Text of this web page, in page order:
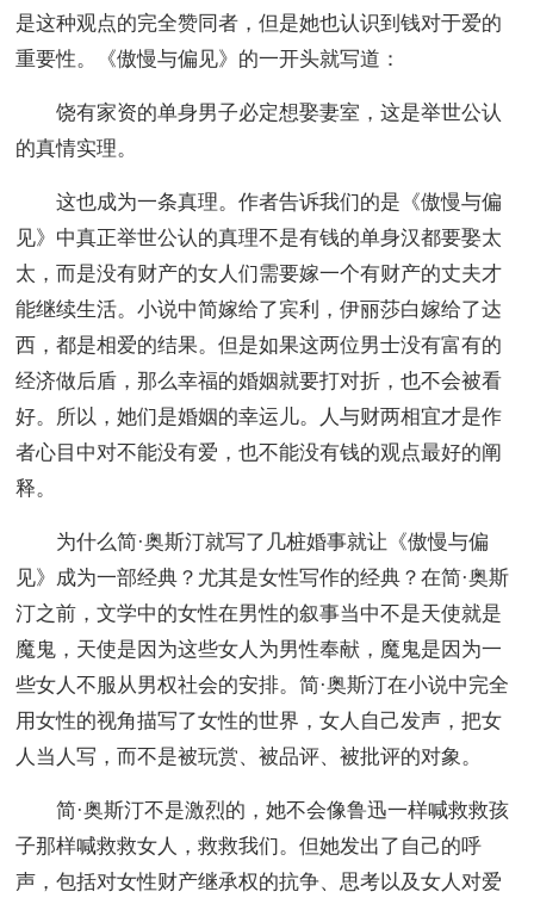
是这种观点的完全赞同者，但是她也认识到钱对于爱的
重要性。《傲慢与偏见》的一开头就写道：
饶有家资的单身男子必定想娶妻室，这是举世公认
的真情实理。
这也成为一条真理。作者告诉我们的是《傲慢与偏
见》中真正举世公认的真理不是有钱的单身汉都要娶太
太，而是没有财产的女人们需要嫁一个有财产的丈夫才
能继续生活。小说中简嫁给了宾利，伊丽莎白嫁给了达
西，都是相爱的结果。但是如果这两位男士没有富有的
经济做后盾，那么幸福的婚姻就要打对折，也不会被看
好。所以，她们是婚姻的幸运儿。人与财两相宜才是作
者心目中对不能没有爱，也不能没有钱的观点最好的阐
释。
为什么简·奥斯汀就写了几桩婚事就让《傲慢与偏
见》成为一部经典？尤其是女性写作的经典？在简·奥斯
汀之前，文学中的女性在男性的叙事当中不是天使就是
魔鬼，天使是因为这些女人为男性奉献，魔鬼是因为一
些女人不服从男权社会的安排。简·奥斯汀在小说中完全
用女性的视角描写了女性的世界，女人自己发声，把女
人当人写，而不是被玩赏、被品评、被批评的对象。
简·奥斯汀不是激烈的，她不会像鲁迅一样喊救救孩
子那样喊救救女人，救救我们。但她发出了自己的呼
声，包括对女性财产继承权的抗争、思考以及女人对爱